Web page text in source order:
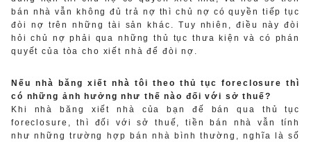
bán nhà vẫn không đủ trả nợ thì chủ nợ có quyền tiếp tục
đòi nợ trên những tài sản khác. Tuy nhiên, điều này đòi
hỏi chủ nợ phải qua những thủ tục thưa kiện và có phán
quyết của tòa cho xiết nhà để đòi nợ.
Nếu nhà băng xiết nhà tôi theo thủ tục foreclosure thì
có những ảnh hưởng như thế nào đối với sở thuế?
Khi nhà băng xiết nhà của bạn đế bán qua thủ tục
foreclosure, thì đối với sở thuế, tiền bán nhà vẫn tính
như những trường hợp bán nhà bình thường, nghĩa là số